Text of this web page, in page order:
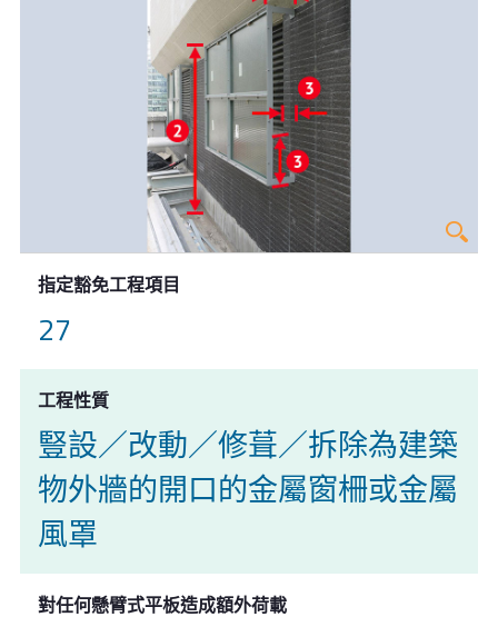
指定豁免工程項目
27
工程性質
豎設／改動／修葺／拆除為建築
物外牆的開口的金屬窗柵或金屬
風罩
對任何懸臂式平板造成額外荷載